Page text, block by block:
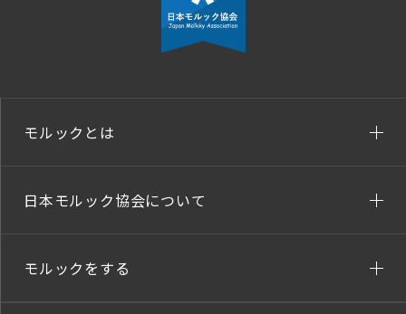
モルックとは
日本モルック協会について
モルックをする